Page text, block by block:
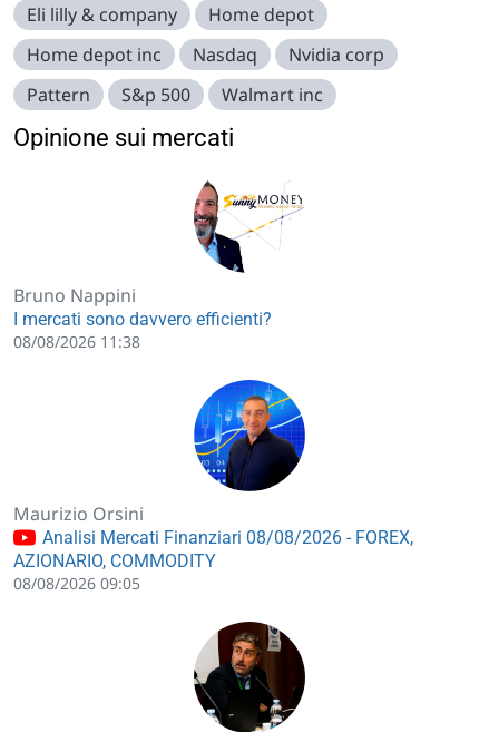
Eli lilly & company
Home depot
Home depot inc
Nasdaq
Nvidia corp
Pattern
S&p 500 Walmart inc
Opinione sui mercati
Bruno Nappini
I mercati sono davvero efficienti?
08/08/2026 11:38
Maurizio Orsini
Analisi Mercati Finanziari 08/08/2026 - FOREX,
AZIONARIO, COMMODITY
08/08/2026 09:05